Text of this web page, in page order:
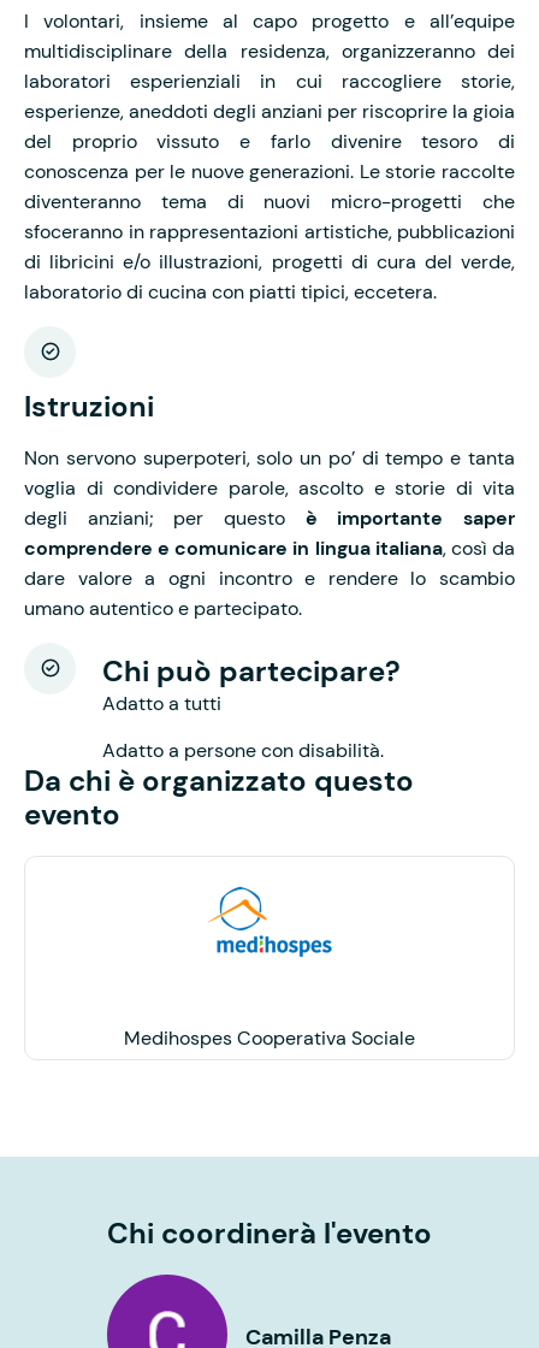
I volontari, insieme al capo progetto e all’equipe
multidisciplinare della residenza, organizzeranno dei
laboratori esperienziali in cui raccogliere storie,
esperienze, aneddoti degli anziani per riscoprire la gioia
del proprio vissuto e farlo divenire tesoro di
conoscenza per le nuove generazioni. Le storie raccolte
diventeranno tema di nuovi micro-progetti che
sfoceranno in rappresentazioni artistiche, pubblicazioni
di libricini e/o illustrazioni, progetti di cura del verde,
laboratorio di cucina con piatti tipici, eccetera.
Istruzioni
Non servono superpoteri, solo un po’ di tempo e tanta
voglia di condividere parole, ascolto e storie di vita
degli anziani; per questo è importante saper
comprendere e comunicare in lingua italiana, così da
dare valore a ogni incontro e rendere lo scambio
umano autentico e partecipato.
Chi può partecipare?
Adatto a tutti
Adatto a persone con disabilità.
Da chi è organizzato questo
evento
Medihospes Cooperativa Sociale
Chi coordinerà l'evento
Camilla Penza